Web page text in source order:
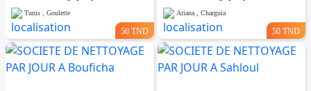
Tunis , Goulette
50 TND
Ariana , Charguia
50 TND